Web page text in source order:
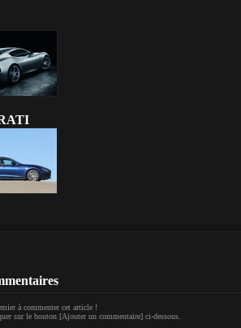
à commenter cet article !
sur le bouton [Ajouter un commentaire] ci-dessous.